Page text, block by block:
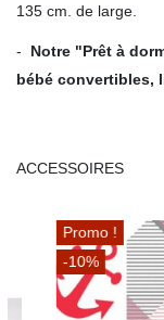
135 cm. de large.
- Notre "Prêt à
bébé convertibles,
ACCESSOIRES
Promo !
-10%